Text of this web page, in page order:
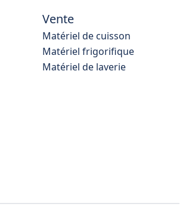
Vente
Matériel de cuisson
Matériel frigorifique
Matériel de laverie